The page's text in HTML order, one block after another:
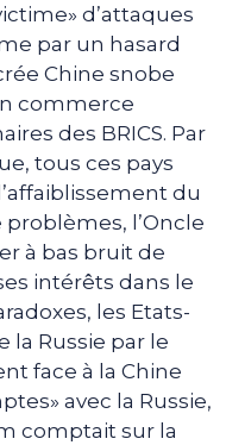
d’attaques
par un hasard
Chine snobe
commerce
des BRICS. Par
tous ces pays
du
l’Oncle
à bas bruit de
intérêts dans le
les Etats-
la Russie par le
face à la Chine
avec la Russie,
comptait sur la